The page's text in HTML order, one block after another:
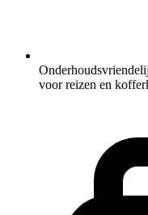
voor reizen en